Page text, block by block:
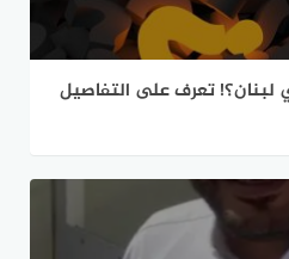
تعرف على التفاصيل